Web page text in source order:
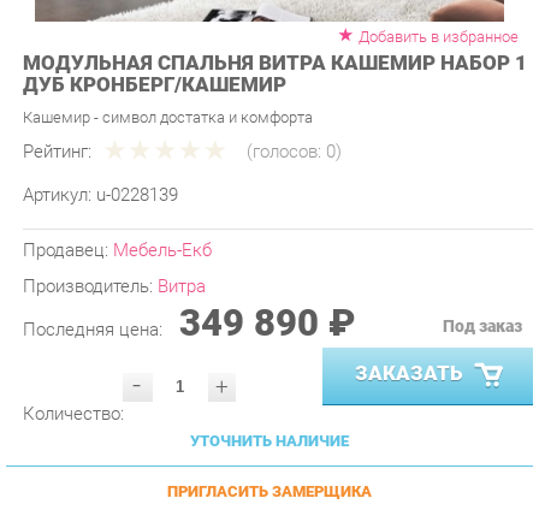
Добавить в избранное
МОДУЛЬНАЯ СПАЛЬНЯ ВИТРА КАШЕМИР НАБОР 1
ДУБ КРОНБЕРГ/КАШЕМИР
Кашемир - символ достатка и комфорта
Рейтинг: (голосов:
Артикул: u-0228139
Производитель:Витра
Последняя цена: 349 890 ₽
- ЗАКАЗАТЬ
УТОЧНИТЬ НАЛИЧИЕ
ПРИГЛАСИТЬ ЗАМЕРЩИКА
ГАРАНТИЯ ЛУЧШЕЙ ЦЕНЫ